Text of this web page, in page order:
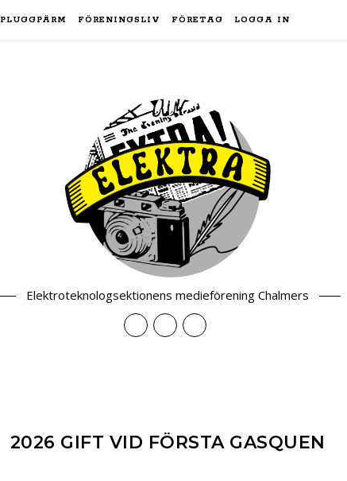
PLUGGPÄRM FÖRENINGSLIV FÖRETAG LOGGA IN
Elektroteknologsektionens medieförening Chalmers
2026 GIFT VID FÖRSTA GASQUEN